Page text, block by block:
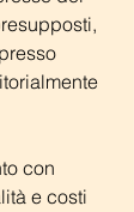
con
e costi